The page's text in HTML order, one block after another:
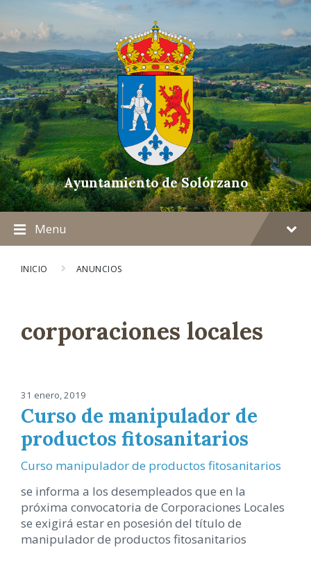
Ayuntamiento de Solórzano
Menu
INICIO ANUNCIOS
corporaciones locales
31 enero, 2019
Curso de manipulador de
productos fitosanitarios
Curso manipulador de productos fitosanitarios
se informa a los desempleados que en la
próxima convocatoria de Corporaciones Locales
se exigirá estar en posesión del título de
manipulador de productos fitosanitarios